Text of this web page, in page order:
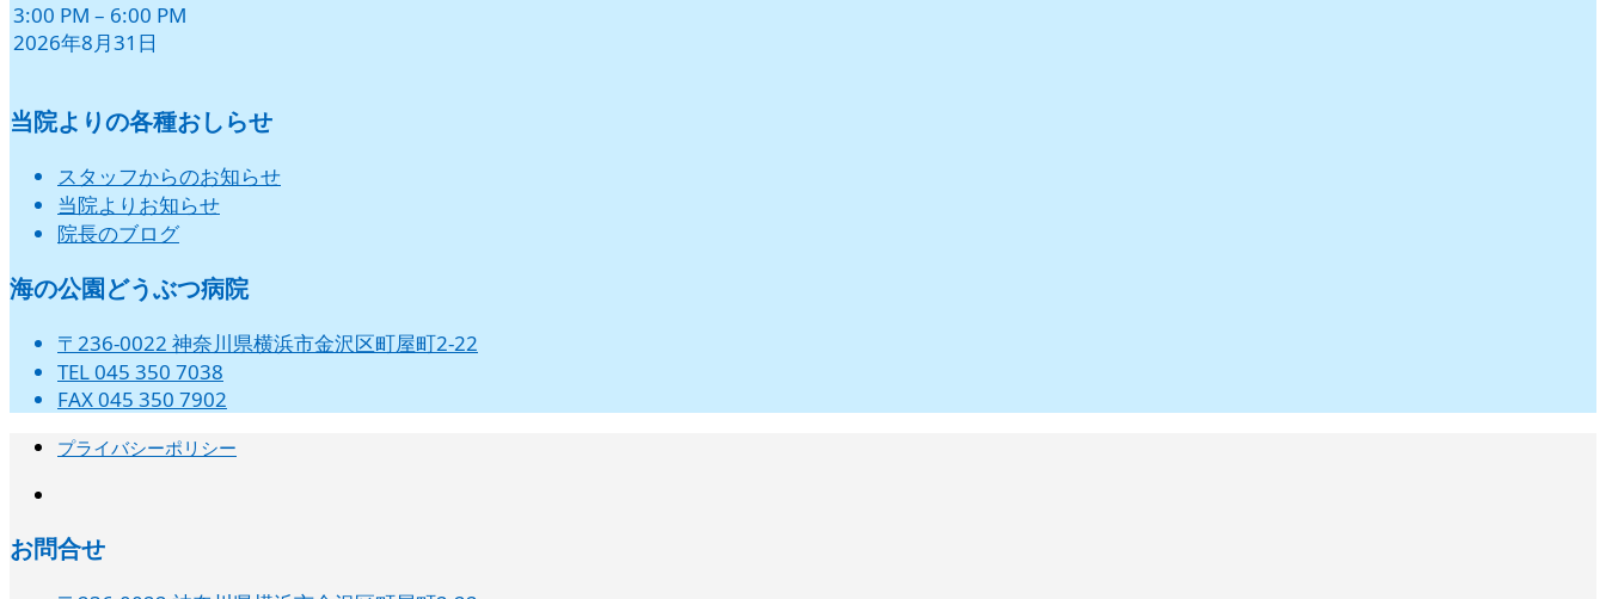
3:00 PM – 6:00 PM
2026年8月31日
当院よりの各種おしらせ
スタッフからのお知らせ
当院よりお知らせ
院長のブログ
海の公園どうぶつ病院
〒236-0022 神奈川県横浜市金沢区町屋町2-22
TEL 045 350 7038
FAX 045 350 7902
プライバシーポリシー
お問合せ